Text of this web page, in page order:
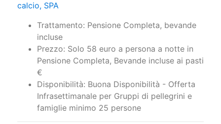
calcio, SPA
Trattamento: Pensione Completa, bevande
incluse
Prezzo: Solo 58 euro a persona a notte in
Pensione Completa, Bevande incluse ai pasti
€
Disponibilità: Buona Disponibilità - Offerta
Infrasettimanale per Gruppi di pellegrini e
famiglie minimo 25 persone